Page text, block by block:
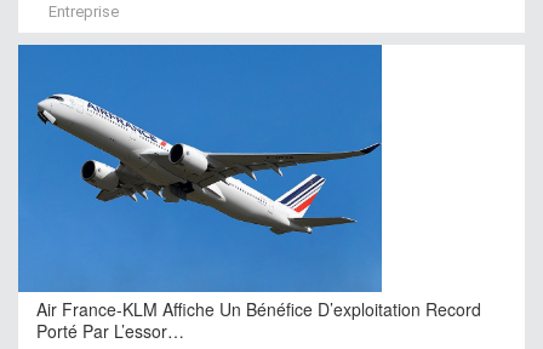
Entreprise
Air France-KLM Affiche Un Bénéfice D’exploitation Record
Porté Par L’essor…